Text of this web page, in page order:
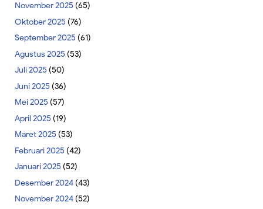
November 2025 (65)
Oktober 2025 (76)
September 2025 (61)
Agustus 2025 (53)
Juli 2025 (50)
Juni 2025 (36)
Mei 2025 (57)
April 2025 (19)
Maret 2025 (53)
Februari 2025 (42)
Januari 2025 (52)
Desember 2024(43)
November 2024(52)